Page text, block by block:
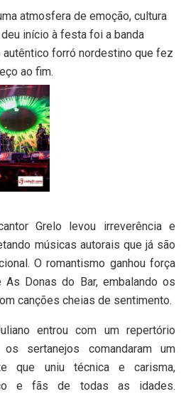
atmosfera de emoção, cultura
início à festa foi a banda
autêntico forró nordestino que fez
ao fim.
Grelo levou irreverência e
músicas autorais que já são
O romantismo ganhou força
Donas do Bar, embalando os
canções cheias de sentimento.
entrou com um repertório
sertanejos comandaram um
que uniu técnica e carisma,
e fãs de todas as idades.